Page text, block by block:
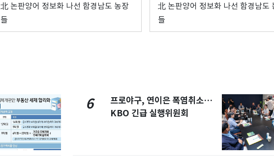
北 논판양어 정보화 나선 함경남도 농장
들
北 논판양어 정보화 나선 함경남도
들
6
프로야구, 연이은 폭염취소…
KBO 긴급 실행위원회